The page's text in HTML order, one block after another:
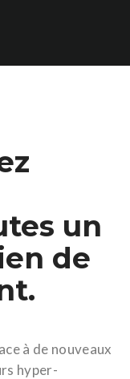
un
de
à de nouveaux
hyper-